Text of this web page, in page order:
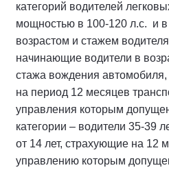
категорий водителей
мощностью в 100-120 л.с. и в
возрастом и стажем
начинающие водители в
стажа вождения
на период 12 месяцев
управления которым
категории – водители 35-39
от 14 лет, страхующие на 12
управлению которым